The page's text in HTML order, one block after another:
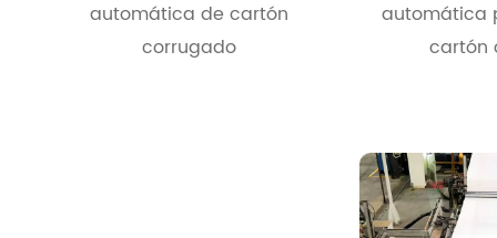
automática de cartón
corrugado
automática
cartón